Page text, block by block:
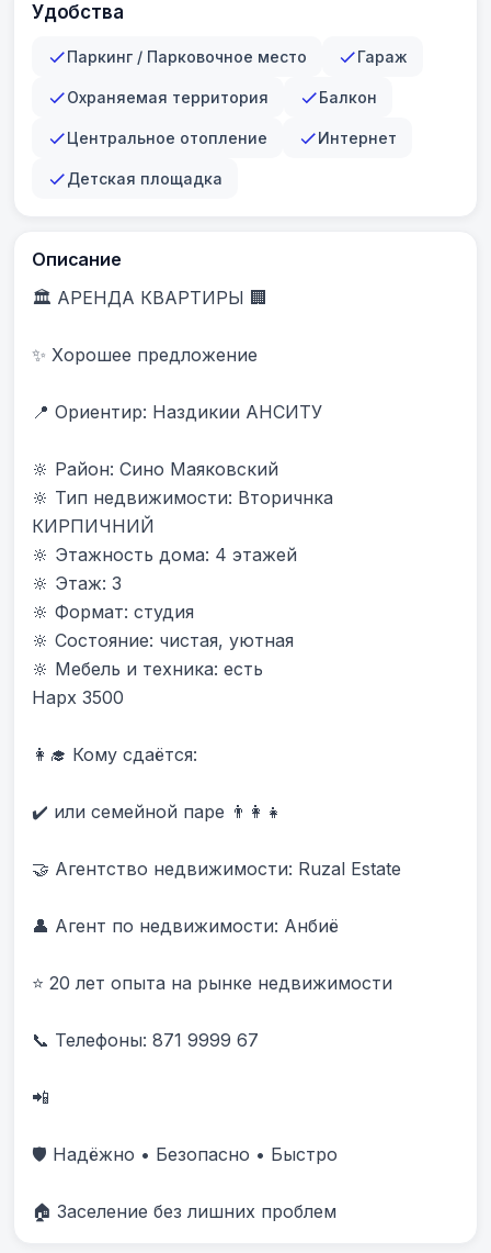
Удобства
Паркинг / Парковочное место Гараж
Охраняемая территория Балкон
Центральное отопление Интернет
Детская площадка
Описание
🏛 АРЕНДА КВАРТИРЫ 🏢
✨ Хорошее предложение
📍 Ориентир: Наздикии АНСИТУ
🔆 Район: Сино Маяковский
🔆 Тип недвижимости: Вторичнка
КИРПИЧНИЙ
🔆 Этажность дома: 4 этажей
🔆 Этаж: 3
🔆 Формат: студия
🔆 Состояние: чистая, уютная
🔆 Мебель и техника: есть
Нарх 3500
👩‍🎓 Кому сдаётся:
✔️ или семейной паре 👨‍👩‍👧
🤝 Агентство недвижимости: Ruzal Estate
👤 Агент по недвижимости: Анбиë
⭐ 20 лет опыта на рынке недвижимости
📞 Телефоны: 871 9999 67
📲
🛡️ Надёжно • Безопасно • Быстро
🏠 Заселение без лишних проблем